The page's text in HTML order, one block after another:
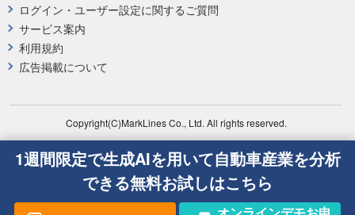
ログイン・ユーザー設定に関するご質問
サービス案内
利用規約
広告掲載について
Copyright(C)MarkLines Co., Ltd. All rights reserved.
1週間限定で生成AIを用いて自動車産業を分析
できる無料お試しはこちら